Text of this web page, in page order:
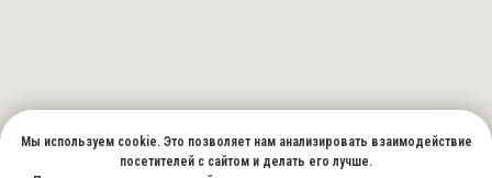
Мы используем cookie. Это позволяет нам анализировать взаимодействие
посетителей с сайтом и делать его лучше.